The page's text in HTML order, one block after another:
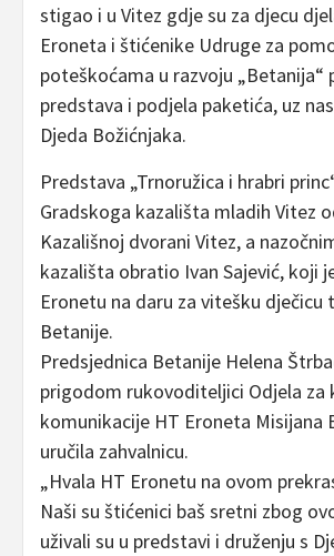
stigao i u Vitez gdje su za djecu
Eroneta i štićenike Udruge za
poteškoćama u razvoju „Betanija“
predstava i podjela paketića, uz
Djeda Božićnjaka.
Predstava „Trnoružica i hrabri
Gradskoga kazališta mladih Vitez
Kazališnoj dvorani Vitez, a
kazališta obratio Ivan Sajević, koji
Eronetu na daru za vitešku dječicu
Betanije.
Predsjednica Betanije Helena
prigodom rukovoditeljici Odjela za
komunikacije HT Eroneta Misijana
uručila zahvalnicu.
„Hvala HT Eronetu na ovom
Naši su štićenici baš sretni zbog
uživali su u predstavi i druženju s